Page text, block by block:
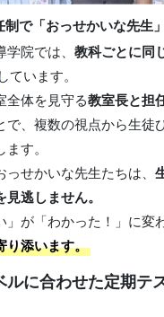
制で「おっせかいな先生
院では、 教科ごとに同
ています。
全体を見守る教室長と担
で、複数の視点から生徒
す。
っせかいな先生たちは、
逃しません。
」が「わかった！」に変
り添います。
ルに合わせた定期テ